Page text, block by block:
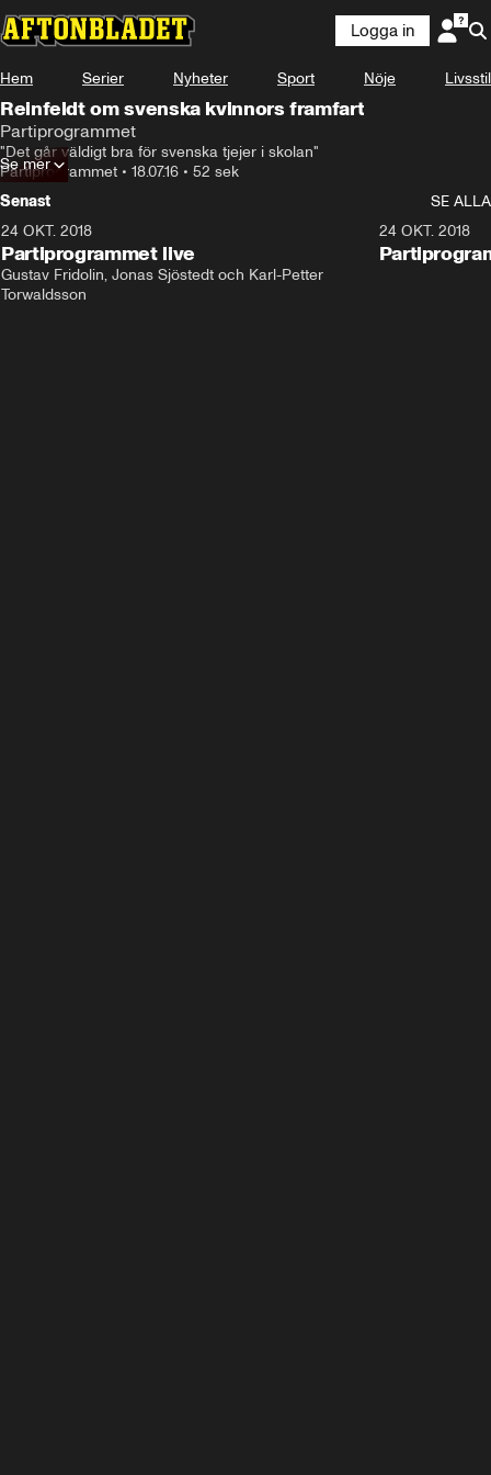
Logga in
Hem Serier Nyheter Sport Nöje Livsstil
Reinfeldt om svenska kvinnors framfart
Partiprogrammet
"Det går väldigt bra för svenska tjejer i skolan"
Partiprogrammet • 18.07.16 • 52 sek
Se mer
Senast
SE ALLA
24 OKT. 2018
Partiprogrammet live
Gustav Fridolin, Jonas Sjöstedt och Karl-Petter
Torwaldsson
24 OKT. 2018